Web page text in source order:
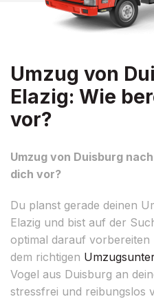
Umzug von
Elazig: Wie
vor?
Umzug von Duisburg
dich vor?
Du planst gerade deinen
Elazig und bist auf der
optimal darauf vorbereiten
dem richtigen
Vogel aus Duisburg an
stressfrei und reibungslos